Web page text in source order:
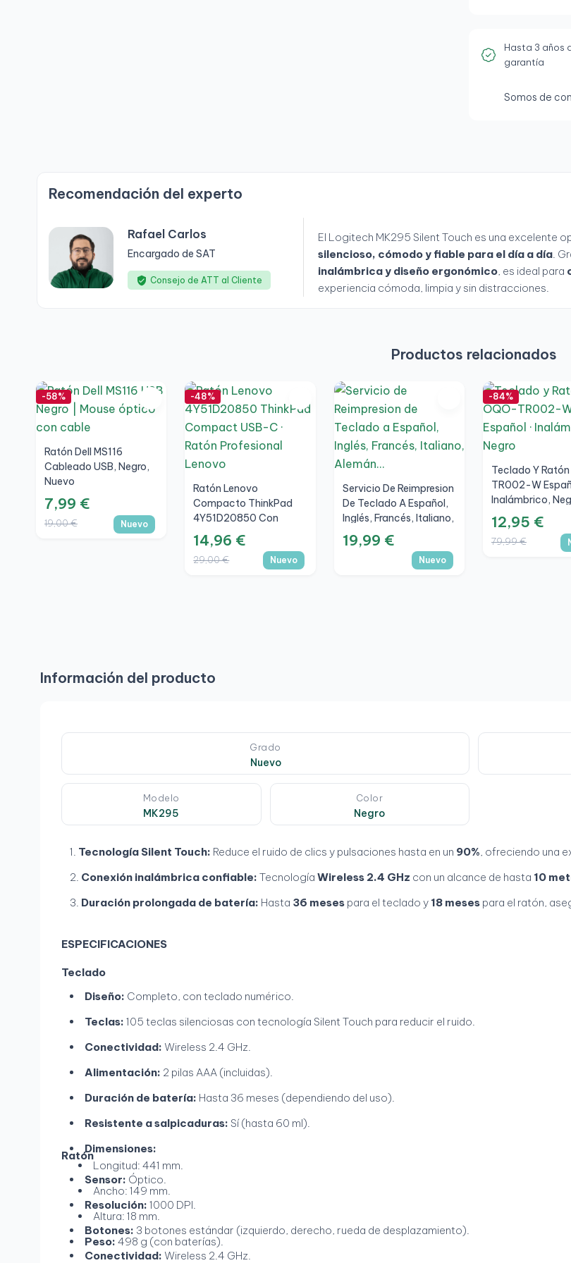
Hasta 3 años
garantía
Somos de
Recomendación del experto
Rafael Carlos
Encargado de SAT
Consejo de ATT al Cliente
El Logitech MK295 Silent Touch es una excelente
silencioso, cómodo y fiable para el día a día.
inalámbrica y diseño ergonómico, es ideal para
experiencia cómoda, limpia y sin distracciones.
Productos relacionados
-58%
Ratón Dell MS116
Cableado USB, Negro,
Nuevo
7,99 €
19,00 € Nuevo
-48%
Ratón Lenovo
Compacto ThinkPad
4Y51D20850 Con
Cable USB-C, Nuevo
14,96 €
29,00 € Nuevo
Servicio De Reimpresion
De Teclado A Español,
Inglés, Francés, Italiano,
Alemán...
19,99 €
Nuevo
-84%
Teclado Y
TR002-W
Inalámbrico,
Nuevo
12,95 €
79,99 €
Información del producto
Grado
Nuevo
Modelo
MK295
Color
Negro
Tecnología Silent Touch: Reduce el ruido de clics y pulsaciones hasta en un 90%, ofreciendo una
Conexión inalámbrica confiable: Tecnología Wireless 2.4 GHz con un alcance de hasta 10
Duración prolongada de batería: Hasta 36 meses para el teclado y18 meses para el ratón,
ESPECIFICACIONES
Teclado
Diseño: Completo, con teclado numérico.
Teclas: 105 teclas silenciosas con tecnología Silent Touch para reducir el ruido.
Conectividad: Wireless 2.4 GHz.
Alimentación: 2 pilas AAA (incluidas).
Duración de batería: Hasta 36 meses (dependiendo del uso).
Resistente a salpicaduras: Sí (hasta 60 ml).
Dimensiones:
Longitud: 441 mm.
Ancho: 149 mm.
Altura: 18 mm.
Peso: 498 g (con baterías).
Ratón
Sensor: Óptico.
Resolución: 1000 DPI.
Botones: 3 botones estándar (izquierdo, derecho, rueda de desplazamiento).
Conectividad: Wireless 2.4 GHz.